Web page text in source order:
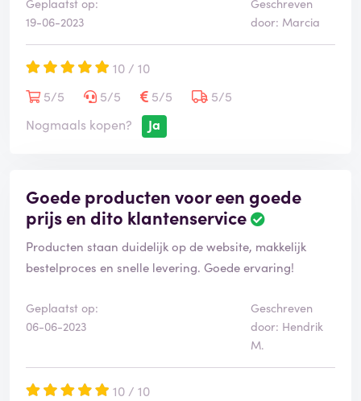
Geplaatst op:
19-06-2023
Geschreven
door: Marcia
10 / 10
5/5
5/5 5/5
5/5
Nogmaals kopen?
Ja
Goede producten voor een goede
prijs en dito klantenservice
Producten staan duidelijk op de website, makkelijk
bestelproces en snelle levering. Goede ervaring!
Geplaatst op:
06-06-2023
Geschreven
door: Hendrik
M.
10 / 10